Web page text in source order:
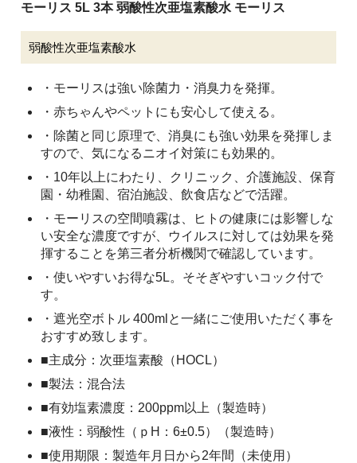
介護用品
ピーピースルーシリーズ
会社案内
ご利用案内
お問い合わせ
モーリス 5L 3本 弱酸性次亜塩素酸水 モーリス
弱酸性次亜塩素酸水
・モーリスは強い除菌力・消臭力を発揮。
・赤ちゃんやペットにも安心して使える。
・除菌と同じ原理で、消臭にも強い効果を発揮しま
すので、気になるニオイ対策にも効果的。
・10年以上にわたり、クリニック、介護施設、保育
園・幼稚園、宿泊施設、飲食店などで活躍。
・モーリスの空間噴霧は、ヒトの健康には影響しな
い安全な濃度ですが、ウイルスに対しては効果を発
揮することを第三者分析機関で確認しています。
・使いやすいお得な5L。そそぎやすいコック付で
す。
・遮光空ボトル 400mlと一緒にご使用いただく事を
おすすめ致します。
■主成分：次亜塩素酸（HOCL）
■製法：混合法
■有効塩素濃度：200ppm以上（製造時）
■液性：弱酸性（ｐH：6±0.5）（製造時）
■使用期限：製造年月日から2年間（未使用）